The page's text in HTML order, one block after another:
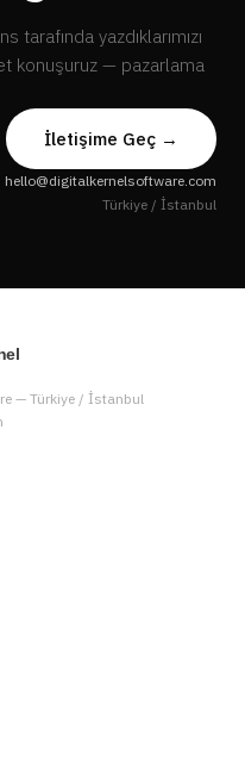
yazdıklarımızı
konuşuruz — pazarlama
İletişime Geç →
hello@digitalkernelsoftware.com
Türkiye / İstanbul
— Türkiye / İstanbul